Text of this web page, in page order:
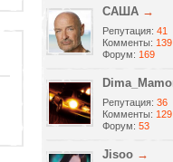
САША →
Репутация: 41
Комменты: 139
Форум: 169
Репутация: 36
Комменты: 129
Форум: 53
Jisoo →